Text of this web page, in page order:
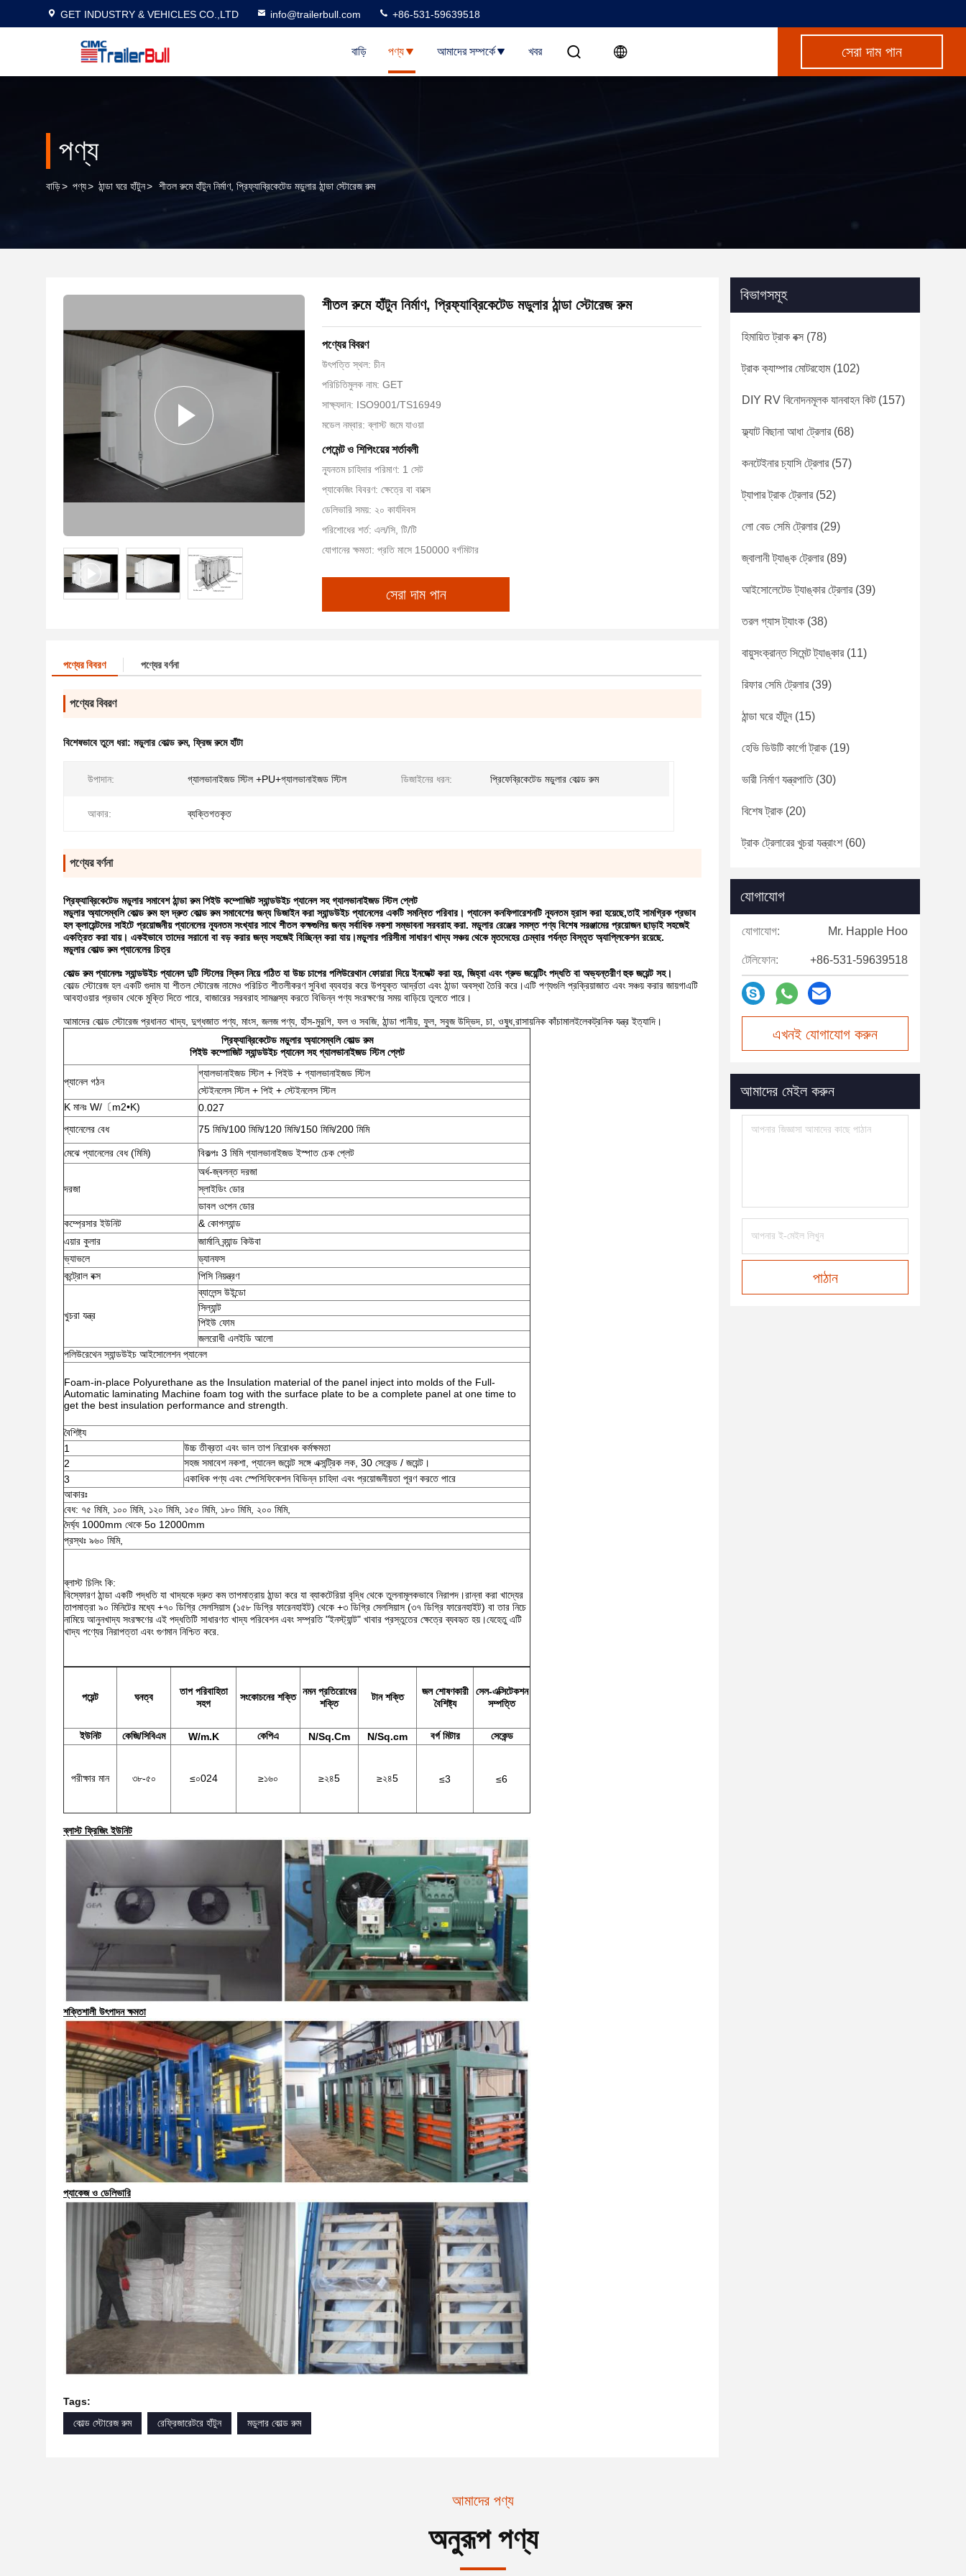
GET INDUSTRY & VEHICLES CO.,LTD info@trailerbull.com +86-531-59639518
বাড়ি পণ্য আমাদের সম্পর্কে খবর সেরা দাম পান
পণ্য
বাড়ি> পণ্য> ঠান্ডা ঘরে হাঁটুন> শীতল রুমে হাঁটুন নির্মাণ, প্রিফ্যাব্রিকেটেড মডুলার ঠান্ডা স্টোরেজ রুম
শীতল রুমে হাঁটুন নির্মাণ, প্রিফ্যাব্রিকেটেড মডুলার ঠান্ডা স্টোরেজ রুম
পণ্যের বিবরণ
উৎপত্তি স্থল: চীন
পরিচিতিমুলক নাম: GET
সাক্ষ্যদান: ISO9001/TS16949
মডেল নম্বার: ব্লাস্ট জমে যাওয়া
পেমেন্ট ও শিপিংয়ের শর্তাবলী
ন্যূনতম চাহিদার পরিমাণ: 1 সেট
প্যাকেজিং বিবরণ: ক্ষেত্রে বা বাক্সে
ডেলিভারি সময়: ২০ কার্যদিবস
পরিশোধের শর্ত: এল/সি, টি/টি
যোগানের ক্ষমতা: প্রতি মাসে 150000 বর্গমিটার
সেরা দাম পান
পণ্যের বিবরণ পণ্যের বর্ণনা
পণ্যের বিবরণ
বিশেষভাবে তুলে ধরা: মডুলার কোল্ড রুম, ফ্রিজ রুমে হাঁটা
উপাদান: গ্যালভানাইজড স্টিল +PU+গ্যালভানাইজড স্টিল ডিজাইনের ধরন: প্রিফেব্রিকেটেড মডুলার কোল্ড রুম
আকার: ব্যক্তিগতকৃত
পণ্যের বর্ণনা
প্রিফ্যাব্রিকেটেড মডুলার সমাবেশ ঠান্ডা রুম পিইউ কম্পোজিট স্যান্ডউইচ প্যানেল সহ গ্যালভানাইজড স্টিল প্লেট
মডুলার অ্যাসেম্বলি কোল্ড রুম হল দ্রুত কোল্ড রুম সমাবেশের জন্য ডিজাইন করা স্যান্ডউইচ প্যানেলের একটি সমন্বিত পরিবার। প্যানেল কনফিগারেশনটি ন্যূনতম হ্রাস করা হয়েছে,তাই সামগ্রিক প্রভাব
হল ক্লায়েন্টদের সাইটে প্রয়োজনীয় প্যানেলের ন্যূনতম সংখ্যার সাথে শীতল কক্ষগুলির জন্য সর্বাধিক নকশা সম্ভাবনা সরবরাহ করা. মডুলার রেঞ্জের সমস্ত পণ্য বিশেষ সরঞ্জামের প্রয়োজন ছাড়াই সহজেই
একত্রিত করা যায়। একইভাবে তাদের সরানো বা বড় করার জন্য সহজেই বিচ্ছিন্ন করা যায়।মডুলার পরিসীমা সাধারণ খাদ্য সঞ্চয় থেকে মৃতদেহের চেম্বার পর্যন্ত বিস্তৃত অ্যাপ্লিকেশন রয়েছে.
মডুলার কোল্ড রুম প্যানেলের চিত্র
কোল্ড রুম প্যানেলঃ স্যান্ডউইচ প্যানেল দুটি স্টিলের স্কিন নিয়ে গঠিত যা উচ্চ চাপের পলিউরেথান ফোয়ারা দিয়ে ইনজেক্ট করা হয়, জিহ্বা এবং গ্রুভ জয়েন্টিং পদ্ধতি বা অভ্যন্তরীণ হুক জয়েন্ট সহ।
কোল্ড স্টোরেজ হল একটি গুদাম যা শীতল স্টোরেজ নামেও পরিচিত শীতলীকরণ সুবিধা ব্যবহার করে উপযুক্ত আর্দ্রতা এবং ঠান্ডা অবস্থা তৈরি করে।এটি পণ্যগুলি প্রক্রিয়াজাত এবং সঞ্চয় করার জায়গাএটি
আবহাওয়ার প্রভাব থেকে মুক্তি দিতে পারে, বাজারের সরবরাহ সামঞ্জস্য করতে বিভিন্ন পণ্য সংরক্ষণের সময় বাড়িয়ে তুলতে পারে।
আমাদের কোল্ড স্টোরেজ প্রধানত খাদ্য, দুগ্ধজাত পণ্য, মাংস, জলজ পণ্য, হাঁস-মুরগি, ফল ও সবজি, ঠান্ডা পানীয়, ফুল, সবুজ উদ্ভিদ, চা, ওষুধ,রাসায়নিক কাঁচামালইলেকট্রনিক যন্ত্র ইত্যাদি।
প্রিফ্যাব্রিকেটেড মডুলার অ্যাসেম্বলি কোল্ড রুম
পিইউ কম্পোজিট স্যান্ডউইচ প্যানেল সহ গ্যালভানাইজড স্টিল প্লেট
প্যানেল গঠন
গ্যালভানাইজড স্টিল + পিইউ + গ্যালভানাইজড স্টিল
স্টেইনলেস স্টিল + পিই + স্টেইনলেস স্টিল
K মানঃ W/〔m2•K)
0.027
প্যানেলের বেধ
75 মিমি/100 মিমি/120 মিমি/150 মিমি/200 মিমি
মেঝে প্যানেলের বেধ (মিমি) বিকল্পঃ 3 মিমি গ্যালভানাইজড ইস্পাত চেক প্লেট
দরজা
অর্ধ-জ্বলন্ত দরজা
স্লাইডিং ডোর
ডাবল ওপেন ডোর
কম্প্রেসার ইউনিট
& কোপল্যান্ড
এয়ার কুলার
জার্মানি ব্র্যান্ড কিউবা
ভ্যাভলে
ড্যানফস
কন্ট্রোল বক্স
পিসি নিয়ন্ত্রণ
খুচরা যন্ত্র
ব্যালেন্স উইন্ডো
সিল্যান্ট
পিইউ ফোম
জলরোধী এলইডি আলো
পলিউরেথেন স্যান্ডউইচ আইসোলেশন প্যানেল
Foam-in-place Polyurethane as the Insulation material of the panel inject into molds of the Full-
Automatic laminating Machine foam tog with the surface plate to be a complete panel at one time to
get the best insulation performance and strength.
বৈশিষ্ট্য
1
উচ্চ তীব্রতা এবং ভাল তাপ নিরোধক কর্মক্ষমতা
2
সহজ সমাবেশ নকশা, প্যানেল জয়েন্ট সঙ্গে এক্সন্ট্রিক লক, 30 সেকেন্ড / জয়েন্ট।
3
একাধিক পণ্য এবং স্পেসিফিকেশন বিভিন্ন চাহিদা এবং প্রয়োজনীয়তা পূরণ করতে পারে
আকারঃ
বেধ: ৭৫ মিমি, ১০০ মিমি, ১২০ মিমি, ১৫০ মিমি, ১৮০ মিমি, ২০০ মিমি,
দৈর্ঘ্য 1000mm থেকে 5o 12000mm
প্রস্থঃ ৯৬০ মিমি,
ব্লাস্ট চিলিং কি:
বিস্ফোরণ ঠান্ডা একটি পদ্ধতি যা খাদ্যকে দ্রুত কম তাপমাত্রায় ঠান্ডা করে যা ব্যাকটেরিয়া বৃদ্ধি থেকে তুলনামূলকভাবে নিরাপদ।রান্না করা খাদ্যের
তাপমাত্রা ৯০ মিনিটের মধ্যে +৭০ ডিগ্রি সেলসিয়াস (১৫৮ ডিগ্রি ফারেনহাইট) থেকে +৩ ডিগ্রি সেলসিয়াস (৩৭ ডিগ্রি ফারেনহাইট) বা তার নিচে
নামিয়ে আনুনখাদ্য সংরক্ষণের এই পদ্ধতিটি সাধারণত খাদ্য পরিবেশন এবং সম্প্রতি "ইনস্ট্যান্ট" খাবার প্রস্তুতের ক্ষেত্রে ব্যবহৃত হয়।যেহেতু এটি
খাদ্য পণ্যের নিরাপত্তা এবং গুণমান নিশ্চিত করে.
পয়েন্ট ঘনত্ব
তাপ পরিবাহিতা
সহগ
সংকোচনের শক্তি নমন প্রতিরোধের
শক্তি
টান শক্তি
জল শোষণকারী
বৈশিষ্ট্য
সেল-এক্সিটেকশন
সম্পত্তি
ইউনিট কেজি/সিবিএম W/m.K কেপিএ N/Sq.Cm N/Sq.cm বর্গ মিটার সেকেন্ড
পরীক্ষার মান ৩৮-৫০ ≤০024 ≥১৬০ ≥২৪5 ≥২৪5 ≤3 ≤6
ব্লাস্ট ফ্রিজিং ইউনিট
শক্তিশালী উৎপাদন ক্ষমতা
প্যাকেজ ও ডেলিভারি
Tags:
কোল্ড স্টোরেজ রুম
রেফ্রিজারেটরে হাঁটুন মডুলার কোল্ড রুম
বিভাগসমূহ
হিমায়িত ট্রাক বক্স (78)
ট্রাক ক্যাম্পার মোটরহোম(102)
DIY RV বিনোদনমূলক যানবাহন কিট(157)
ফ্ল্যাট বিছানা আধা ট্রেলার(68)
কনটেইনার চ্যাসি ট্রেলার(57)
ট্যাপার ট্রাক ট্রেলার(52)
লো বেড সেমি ট্রেলার(29)
জ্বালানী ট্যাঙ্ক ট্রেলার(89)
আইসোলেটেড ট্যাঙ্কার ট্রেলার(39)
তরল গ্যাস ট্যাংক (38)
বায়ুসংক্রান্ত সিমেন্ট ট্যাঙ্কার(11)
রিফার সেমি ট্রেলার(39)
ঠান্ডা ঘরে হাঁটুন (15)
হেভি ডিউটি ​​কার্গো ট্রাক (19)
ভারী নির্মাণ যন্ত্রপাতি(30)
বিশেষ ট্রাক (20)
ট্রাক ট্রেলারের খুচরা যন্ত্রাংশ(60)
যোগাযোগ
যোগাযোগ: Mr. Happle Hoo
টেলিফোন: +86-531-59639518
এখনই যোগাযোগ করুন
আমাদের মেইল করুন
পাঠান
আমাদের পণ্য
অনুরূপ পণ্য